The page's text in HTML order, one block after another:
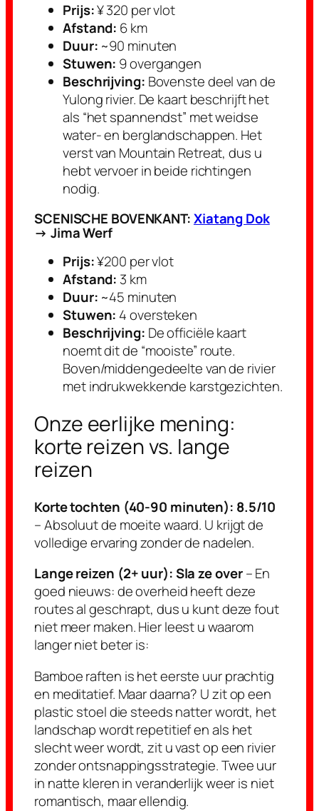
Prijs:¥ 320 per vlot
Afstand: 6 km
Duur: ~90 minuten
Stuwen: 9 overgangen
Beschrijving: Bovenste deel van de
Yulong rivier. De kaart beschrijft het
als “het spannendst” met weidse
water- en berglandschappen. Het
verst van Mountain Retreat, dus u
hebt vervoer in beide richtingen
nodig.
SCENISCHE BOVENKANT:Xiatang Dok
→ JimaWerf
Prijs:¥200 per vlot
Afstand: 3 km
Duur: ~45 minuten
Stuwen: 4 oversteken
Beschrijving: De officiële kaart
noemt dit de “mooiste” route.
Boven/middengedeelte van de rivier
met indrukwekkende karstgezichten.
Onze eerlijke mening:
korte reizen vs. lange
reizen
Korte tochten (40-90 minuten): 8.5/10
– Absoluut de moeite waard. U krijgt de
volledige ervaring zonder de nadelen.
Lange reizen (2+ uur): Sla ze over– En
goed nieuws: de overheid heeft deze
routes al geschrapt, dus u kunt deze fout
niet meer maken. Hier leest u waarom
langer niet beter is:
Bamboe raften is het eerste uur prachtig
en meditatief. Maar daarna? U zit op een
plastic stoel die steeds natter wordt, het
landschap wordt repetitief en als het
slecht weer wordt, zit u vast op een rivier
zonder ontsnappingsstrategie. Twee uur
in natte kleren in veranderlijk weer is niet
romantisch, maar ellendig.